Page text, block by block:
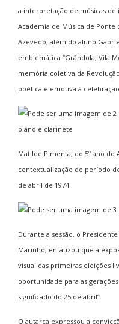
a interpretação de músicas
Academia de Música de Ponte
Azevedo, além do aluno
emblemática “Grândola, Vila
memória coletiva da
poética e emotiva à celebração.
Matilde Pimenta, do 5º ano do
contextualização do período
de abril de 1974.
Durante a sessão, o
Marinho, enfatizou que a
visual das primeiras eleições
oportunidade para as
significado do 25 de abril”.
O autarca expressou a